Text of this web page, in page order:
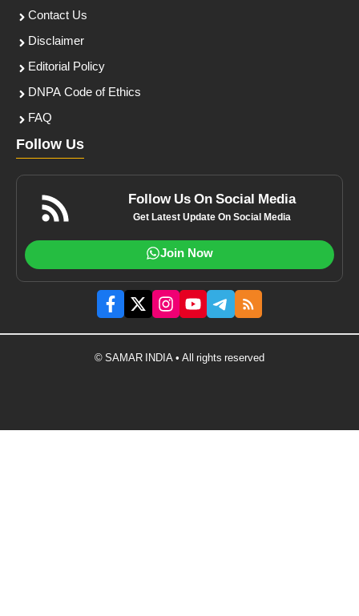
Contact Us
Disclaimer
Editorial Policy
DNPA Code of Ethics
FAQ
Follow Us
Follow Us On Social Media
Get Latest Update On Social Media
Join Now
© SAMAR INDIA • All rights reserved